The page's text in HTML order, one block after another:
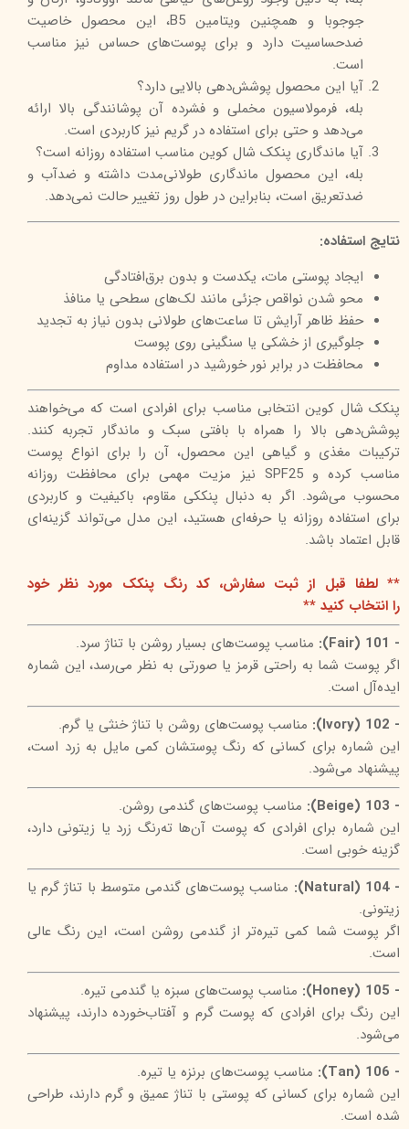
جوجوبا و همچنین ویتامین B5، این محصول خاصیت
ضدحساسیت دارد و برای پوست‌های حساس نیز مناسب
است.
آیا این محصول پوشش‌دهی بالایی دارد؟
بله، فرمولاسیون مخملی و فشرده آن پوشانندگی بالا ارائه
می‌دهد و حتی برای استفاده در گریم نیز کاربردی است.
آیا ماندگاری پنکک شال کوین مناسب استفاده روزانه است؟
بله، این محصول ماندگاری طولانی‌مدت داشته و ضدآب و
ضدتعریق است، بنابراین در طول روز تغییر حالت نمی‌دهد.
نتایج استفاده:
ایجاد پوستی مات، یکدست و بدون برق‌افتادگی
محو شدن نواقص جزئی مانند لک‌های سطحی یا منافذ
حفظ ظاهر آرایش تا ساعت‌های طولانی بدون نیاز به تجدید
جلوگیری از خشکی یا سنگینی روی پوست
محافظت در برابر نور خورشید در استفاده مداوم
پنکک شال کوین انتخابی مناسب برای افرادی است که می‌خواهند
پوشش‌دهی بالا را همراه با بافتی سبک و ماندگار تجربه کنند.
ترکیبات مغذی و گیاهی این محصول، آن را برای انواع پوست
مناسب کرده و SPF25 نیز مزیت مهمی برای محافظت روزانه
محسوب می‌شود. اگر به دنبال پنککی مقاوم، باکیفیت و کاربردی
برای استفاده روزانه یا حرفه‌ای هستید، این مدل می‌تواند گزینه‌ای
قابل اعتماد باشد.
** لطفا قبل از ثبت سفارش، کد رنگ پنکک مورد نظر خود
را انتخاب کنید **
- 101 (Fair):
مناسب پوست‌های بسیار روشن با تناژ سرد.
اگر پوست شما به راحتی قرمز یا صورتی به نظر می‌رسد، این شماره
ایده‌آل است.
- 102 (Ivory):
مناسب پوست‌های روشن با تناژ خنثی یا گرم.
این شماره برای کسانی که رنگ پوستشان کمی مایل به زرد است،
پیشنهاد می‌شود.
- 103 (Beige):
مناسب پوست‌های گندمی روشن.
این شماره برای افرادی که پوست آن‌ها ته‌رنگ زرد یا زیتونی دارد،
گزینه خوبی است.
- 104 (Natural):
مناسب پوست‌های گندمی متوسط با تناژ گرم یا
زیتونی.
اگر پوست شما کمی تیره‌تر از گندمی روشن است، این رنگ عالی
است.
- 105 (Honey):
مناسب پوست‌های سبزه یا گندمی تیره.
این رنگ برای افرادی که پوست گرم و آفتاب‌خورده دارند، پیشنهاد
می‌شود.
- 106 (Tan):
مناسب پوست‌های برنزه یا تیره.
این شماره برای کسانی که پوستی با تناژ عمیق و گرم دارند، طراحی
شده است.